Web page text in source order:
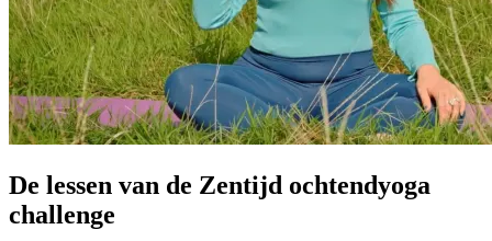
De lessen van de Zentijd ochtendyoga
challenge